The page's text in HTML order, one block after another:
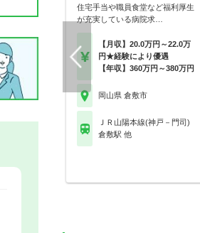
住宅手当や職員食堂など福利厚生
が充実している病院求…
【月収】20.0万円～22.0万
円★経験により優遇
【年収】360万円～380万円
岡山県 倉敷市
ＪＲ山陽本線(神戸－門司)
倉敷駅 他